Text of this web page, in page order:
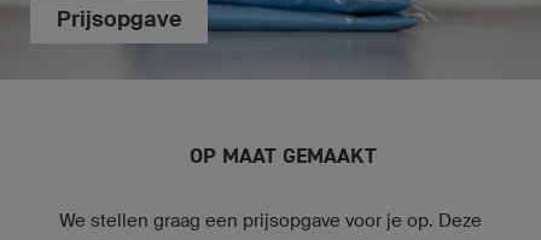
Prijsopgave
OP MAAT GEMAAKT
We stellen graag een prijsopgave voor je op. Deze